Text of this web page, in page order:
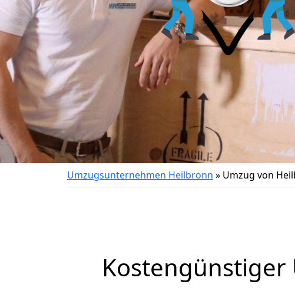
Umzugsunternehmen Heilbronn » Umzug von
Kostengünstiger